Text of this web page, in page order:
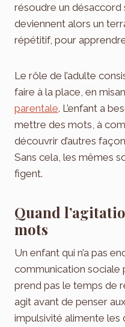
résoudre un désaccord
deviennent alors un
répétitif, pour
Le rôle de l’adulte
faire à la place, en
parentale. L’enfant a
mettre des mots, à
découvrir d’autres
Sans cela, les mêmes
figent.
Quand
mots
Un enfant qui n’a pas
communication sociale
prend pas le temps de
agit avant de penser
impulsivité alimente les